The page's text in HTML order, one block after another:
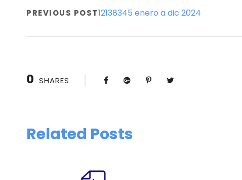
PREVIOUS POST12138345 enero a dic 2024
0 SHARES
Related Posts